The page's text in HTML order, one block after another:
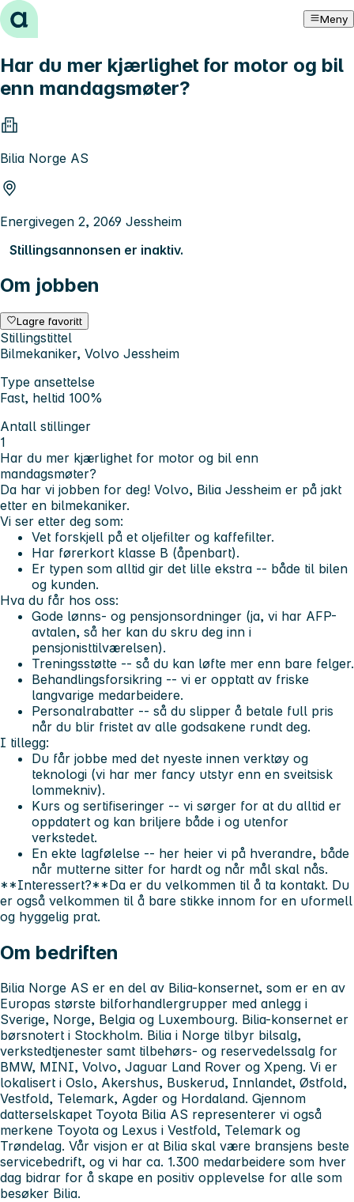
Hopp til innhold Meny
Har du mer kjærlighet for motor og bil
enn mandagsmøter?
Bilia Norge AS
Energivegen 2, 2069 Jessheim
Stillingsannonsen er inaktiv.
Om jobben
Lagre favoritt
Stillingstittel
Bilmekaniker, Volvo Jessheim
Type ansettelse
Fast, heltid 100%
Antall stillinger
1
Har du mer kjærlighet for motor og bil enn
mandagsmøter?
Da har vi jobben for deg! Volvo, Bilia Jessheim er på jakt
etter en bilmekaniker.
Vi ser etter deg som:
Vet forskjell på et oljefilter og kaffefilter.
Har førerkort klasse B (åpenbart).
Er typen som alltid gir det lille ekstra -- både til bilen
og kunden.
Hva du får hos oss:
Gode lønns- og pensjonsordninger (ja, vi har AFP-
avtalen, så her kan du skru deg inn i
pensjonisttilværelsen).
Treningsstøtte -- så du kan løfte mer enn bare felger.
Behandlingsforsikring -- vi er opptatt av friske
langvarige medarbeidere.
Personalrabatter -- så du slipper å betale full pris
når du blir fristet av alle godsakene rundt deg.
I tillegg:
Du får jobbe med det nyeste innen verktøy og
teknologi (vi har mer fancy utstyr enn en sveitsisk
lommekniv).
Kurs og sertifiseringer -- vi sørger for at du alltid er
oppdatert og kan briljere både i og utenfor
verkstedet.
En ekte lagfølelse -- her heier vi på hverandre, både
når mutterne sitter for hardt og når mål skal nås.
**Interessert?**Da er du velkommen til å ta kontakt. Du
er også velkommen til å bare stikke innom for en uformell
og hyggelig prat.
Om bedriften
Bilia Norge AS er en del av Bilia-konsernet, som er en av
Europas største bilforhandlergrupper med anlegg i
Sverige, Norge, Belgia og Luxembourg. Bilia-konsernet er
børsnotert i Stockholm. Bilia i Norge tilbyr bilsalg,
verkstedtjenester samt tilbehørs- og reservedelssalg for
BMW, MINI, Volvo, Jaguar Land Rover og Xpeng. Vi er
lokalisert i Oslo, Akershus, Buskerud, Innlandet, Østfold,
Vestfold, Telemark, Agder og Hordaland. Gjennom
datterselskapet Toyota Bilia AS representerer vi også
merkene Toyota og Lexus i Vestfold, Telemark og
Trøndelag. Vår visjon er at Bilia skal være bransjens beste
servicebedrift, og vi har ca. 1.300 medarbeidere som hver
dag bidrar for å skape en positiv opplevelse for alle som
besøker Bilia.